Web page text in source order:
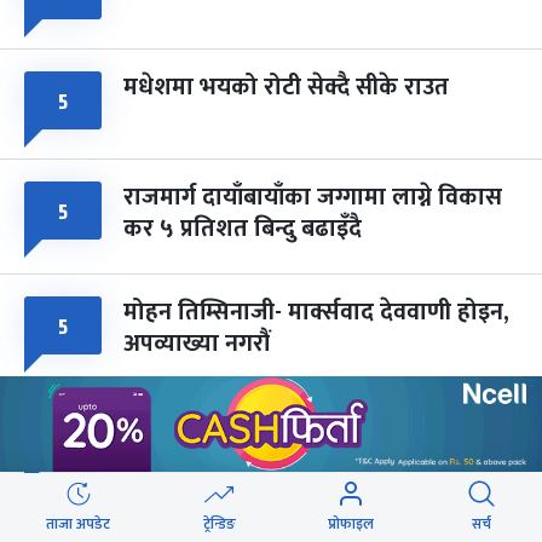
५ मधेशमा भयको रोटी सेक्दै सीके राउत
५ राजमार्ग दायाँबायाँका जग्गामा लाग्ने विकास
कर ५ प्रतिशत बिन्दु बढाइँदै
५ मोहन तिम्सिनाजी- मार्क्सवाद देववाणी होइन,
अपव्याख्या नगरौं
५ महानगरका १८७ सहकारीले फिर्ता दिन
सकेनन् सवा ८ अर्ब
ताजा अपडेट ट्रेन्डिङ प्रोफाइल सर्च